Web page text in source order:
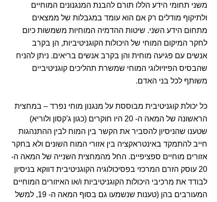
משני תחומי הידע הללו תורם להבנת המנגנונים המוחיים
ולתיקוף מודלים רק אם הוא עומד במגבלות של ממצאים
מתחום הידע השני. שיטות ההדמיה המוחיות משמשות כיום
לחקר המיקום המוחי של היכולות הקוגניטיביות, הן בקרב
אנשים עם פגיעה מוחית והן בקרב אנשים בריאים. ניתן להניח
שהבסיס הפיזיולוגי המוחי שמשרת תהליכים קוגניטיביים
משותף לכל בני האדם.
כל יכולת קוגניטיבית מבוססת על מנגנון מוחי נפרד – במחצית
הראשונה של המאה ה- 20 היו חוקרים (כגון ג'קסון ולוריא)
שטענו שהניסיון להסביר את הקשר בין המוח לבין ההתנהגות
חייב להתמקד באינטראקציה בין אזורי המוח השונים ולא בחקר
אזורים מוחיים ספציפיים. החל מהמחצית השנייה של המאה ה-
20 עוסק הזרם המרכזי בפסיכולוגיה הקוגניטיבית דווקא בניסיון
לבודד את מרכיבי היכולות הקוגניטיביות ו/או האיזורים המוחיים
המעורבים בהן (טענות שנשמעו גם בסוף המאה ה- 19, למשל